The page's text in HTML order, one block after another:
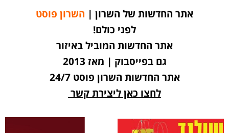
אתר החדשות של השרון | השרון פוסט
לפני כולם!
אתר החדשות המוביל באיזור
גם בפייסבוק | מאז 2013
אתר החדשות השרון פוסט 24/7
לחצו כאן ליצירת קשר